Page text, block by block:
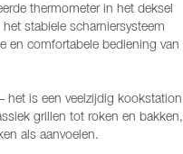
thermometer in het deksel
stabiele scharniersysteem
en comfortabele bediening van
het is een veelzijdig kookstation
grillen tot roken en bakken,
als aanvoelen.